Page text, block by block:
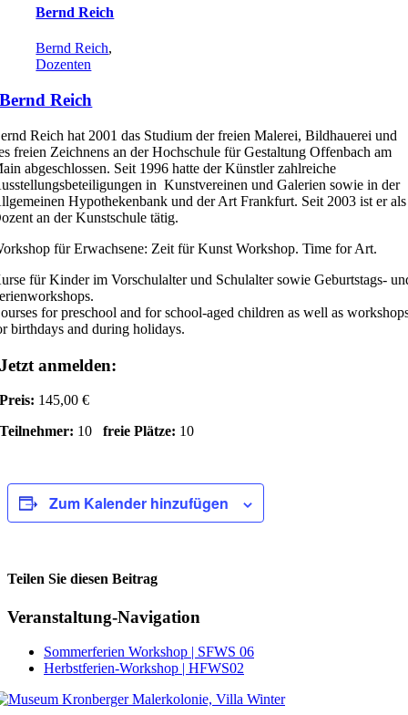
Bernd Reich
Bernd Reich,
Dozenten
Bernd Reich
Reich hat 2001 das Studium der freien Malerei, Bildhauerei und
freien Zeichnens an der Hochschule für Gestaltung Offenbach am
abgeschlossen. Seit 1996 hatte der Künstler zahlreiche
in Kunstvereinen und Galerien sowie in der
Hypothekenbank und der Art Frankfurt. Seit 2003 ist er als
an der Kunstschule tätig.
für Erwachsene: Zeit für Kunst Workshop. Time for Art.
für Kinder im Vorschulalter und Schulalter sowie Geburtstags-
for preschool and for school-aged children as well as
birthdays and during holidays.
Jetzt anmelden:
Preis: 145,00 €
Teilnehmer: 10freie Plätze: 10
Zum Kalender hinzufügen
Teilen Sie diesen Beitrag
Facebook
Veranstaltung-Navigation
Sommerferien Workshop | SFWS 06
Herbstferien-Workshop | HFWS02